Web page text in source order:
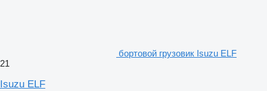
бортовой грузовик Isuzu ELF
21
Isuzu ELF